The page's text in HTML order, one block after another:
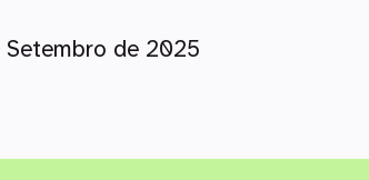
Setembro de 2025